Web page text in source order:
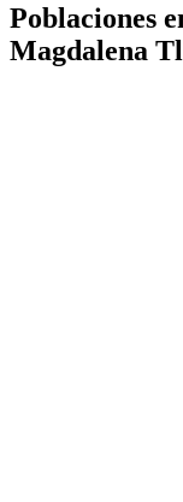
Poblaciones
Magdalena